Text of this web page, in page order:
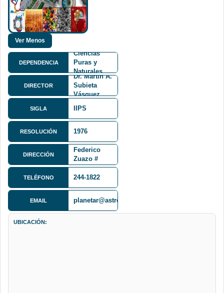
DEPENDENCIA
Ciencias
Puras y
Naturales
FCPN
DIRECTOR
Dr. Martín A.
Subieta
Vásquez
SIGLA IIPS
RESOLUCIÓN 1976
DIRECCIÓN
Calle
Federico
Zuazo #
1976
TELÉFONO 244-1822
EMAIL planetar@astro.edu.bo
UBICACIÓN: